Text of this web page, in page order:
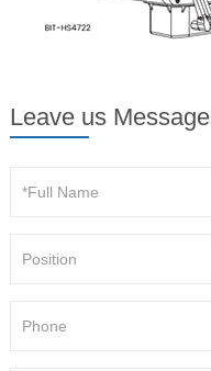
Leave us Message